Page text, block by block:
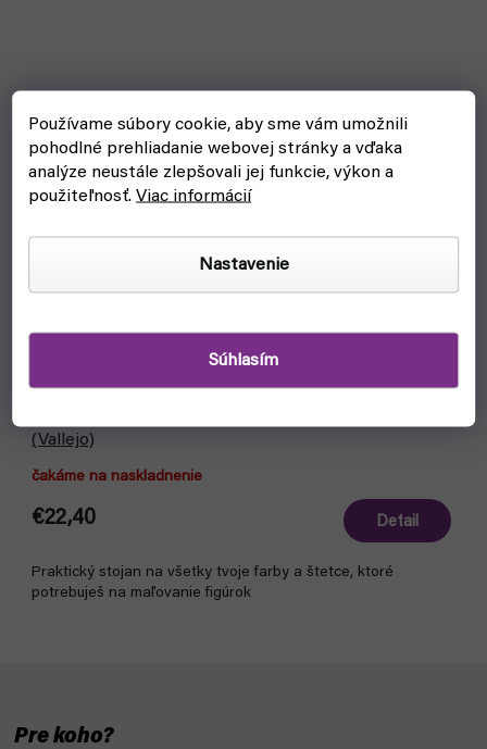
Používame súbory cookie, aby sme vám umožnili
pohodlné prehliadanie webovej stránky a vďaka
analýze neustále zlepšovali jej funkcie, výkon a
použiteľnosť.Viac informácií
Nastavenie
Súhlasím
(Vallejo)
čakáme na naskladnenie
€22,40 Detail
Praktický stojan na všetky tvoje farby a štetce, ktoré
potrebuješ na maľovanie figúrok
Pre koho?